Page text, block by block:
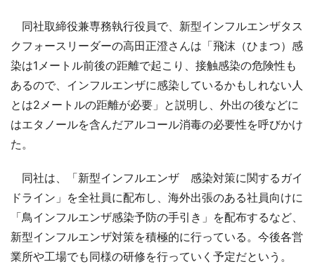
同社取締役兼専務執行役員で、新型インフルエンザタス
クフォースリーダーの高田正澄さんは「飛沫（ひまつ）感
染は1メートル前後の距離で起こり、接触感染の危険性も
あるので、インフルエンザに感染しているかもしれない人
とは2メートルの距離が必要」と説明し、外出の後などに
はエタノールを含んだアルコール消毒の必要性を呼びかけ
た。
同社は、「新型インフルエンザ 感染対策に関するガイ
ドライン」を全社員に配布し、海外出張のある社員向けに
「鳥インフルエンザ感染予防の手引き」を配布するなど、
新型インフルエンザ対策を積極的に行っている。今後各営
業所や工場でも同様の研修を行っていく予定だという。